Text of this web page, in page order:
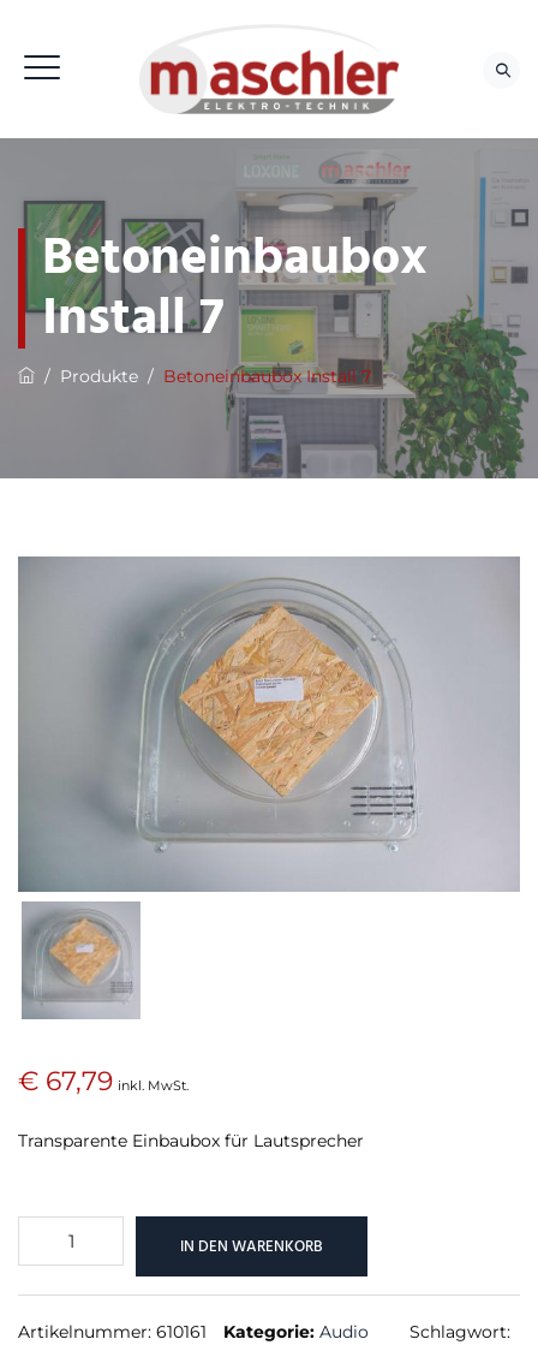
Betoneinbaubox
Install 7
/ Produkte / Betoneinbaubox Install 7
€ 67,79 inkl. MwSt.
Transparente Einbaubox für Lautsprecher
Betoneinbaubox
Install
7
Menge
IN DEN WARENKORB
Artikelnummer: 610161 Kategorie: Audio
Schlagwort: